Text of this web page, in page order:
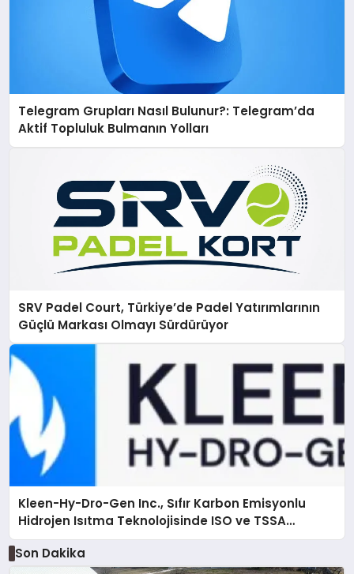
Telegram Grupları Nasıl Bulunur?: Telegram’da
Aktif Topluluk Bulmanın Yolları
SRV Padel Court, Türkiye’de Padel Yatırımlarının
Güçlü Markası Olmayı Sürdürüyor
Kleen-Hy-Dro-Gen Inc., Sıfır Karbon Emisyonlu
Hidrojen Isıtma Teknolojisinde ISO ve TSSA
Düzenleyici Onaylarını Aldı
Son Dakika